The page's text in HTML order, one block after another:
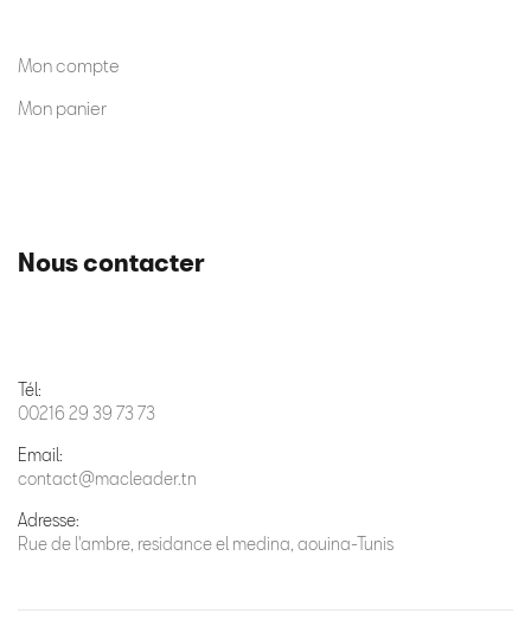
Mon compte
Mon panier
Nous contacter
Tél:
00216 29 39 73 73
Email:
contact@macleader.tn
Adresse:
Rue de l'ambre, residance el medina, aouina-Tunis